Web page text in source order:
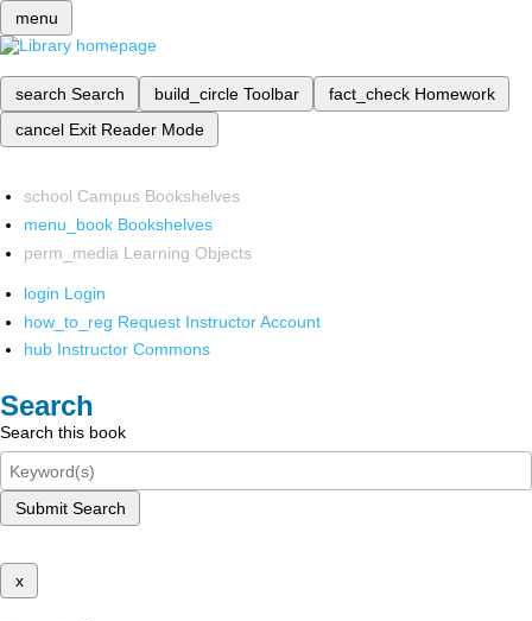
menu
search Search build_circle Toolbar fact_check Homework
cancel Exit Reader Mode
school Campus Bookshelves
menu_book Bookshelves
perm_media Learning Objects
login Login
how_to_reg Request Instructor Account
hub Instructor Commons
Search
Search this book
Submit Search
x